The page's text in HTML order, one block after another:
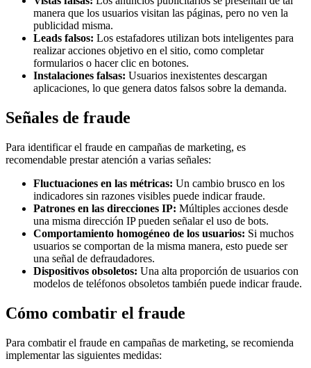
manera que los usuarios visitan las páginas, pero no ven la
publicidad misma.
Leads falsos: Los estafadores utilizan bots inteligentes para
realizar acciones objetivo en el sitio, como completar
formularios o hacer clic en botones.
Instalaciones falsas: Usuarios inexistentes descargan
aplicaciones, lo que genera datos falsos sobre la demanda.
Señales de fraude
Para identificar el fraude en campañas de marketing, es
recomendable prestar atención a varias señales:
Fluctuaciones en las métricas: Un cambio brusco en los
indicadores sin razones visibles puede indicar fraude.
Patrones en las direcciones IP: Múltiples acciones desde
una misma dirección IP pueden señalar el uso de bots.
Comportamiento homogéneo de los usuarios: Si muchos
usuarios se comportan de la misma manera, esto puede ser
una señal de defraudadores.
Dispositivos obsoletos: Una alta proporción de usuarios con
modelos de teléfonos obsoletos también puede indicar fraude.
Cómo combatir el fraude
Para combatir el fraude en campañas de marketing, se recomienda
implementar las siguientes medidas: